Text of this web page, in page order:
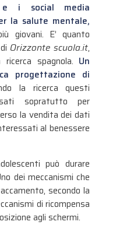
i social media
la salute mentale,
giovani. E’ quanto
Orizzonte scuola.it,
spagnola. Un
progettazione di
la ricerca questi
sopratutto per
la vendita dei dati
al benessere
può durare
dei meccanismi che
secondo la
di ricompensa
agli schermi.